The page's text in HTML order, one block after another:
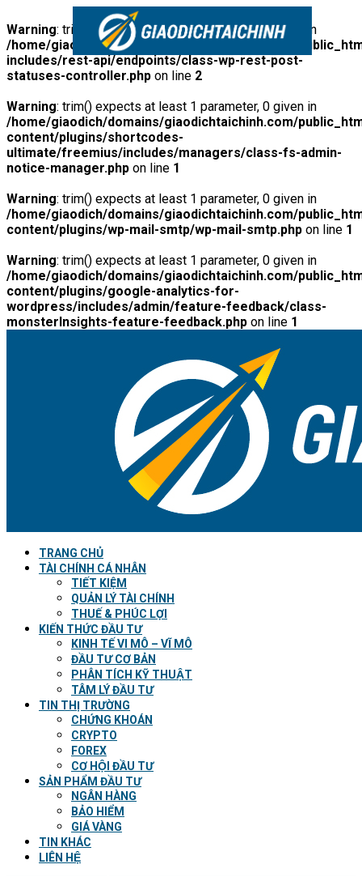
Warning: trim() expects at least 1 parameter, 0 given in
/home/giaodich/domains/giaodichtaichinh.com/
includes/rest-api/endpoints/class-wp-rest-post-
statuses-controller.php on line 2
Warning: trim() expects at least 1 parameter, 0 given in
/home/giaodich/domains/giaodichtaichinh.com/
content/plugins/shortcodes-
ultimate/freemius/includes/managers/class-fs-admin-
notice-manager.php on line 1
Warning: trim() expects at least 1 parameter, 0 given in
/home/giaodich/domains/giaodichtaichinh.com/
content/plugins/wp-mail-smtp/wp-mail-smtp.php on line 1
Warning: trim() expects at least 1 parameter, 0 given in
/home/giaodich/domains/giaodichtaichinh.com/
content/plugins/google-analytics-for-
wordpress/includes/admin/feature-feedback/class-
monsterInsights-feature-feedback.php on line 1
TRANG CHỦ
TÀI CHÍNH CÁ NHÂN
TIẾT KIỆM
QUẢN LÝ TÀI CHÍNH
THUẾ & PHÚC LỢI
KIẾN THỨC ĐẦU TƯ
KINH TẾ VI MÔ – VĨ MÔ
ĐẦU TƯ CƠ BẢN
PHÂN TÍCH KỸ THUẬT
TÂM LÝ ĐẦU TƯ
TIN THỊ TRƯỜNG
CHỨNG KHOÁN
CRYPTO
FOREX
CƠ HỘI ĐẦU TƯ
SẢN PHẨM ĐẦU TƯ
NGÂN HÀNG
BẢO HIỂM
GIÁ VÀNG
TIN KHÁC
LIÊN HỆ